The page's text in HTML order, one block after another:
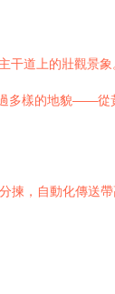
道上的壯觀景
樣的地貌——從
，自動化傳送